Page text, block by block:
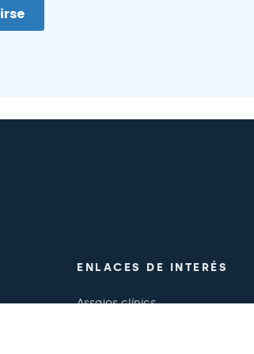
ENLACES DE INTERÉS
Assajos clínics